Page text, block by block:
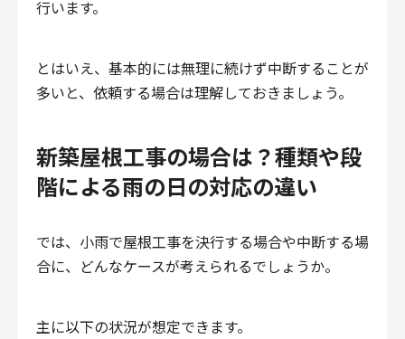
行います。
とはいえ、基本的には無理に続けず中断することが
多いと、依頼する場合は理解しておきましょう。
新築屋根工事の場合は？種類や段
階による雨の日の対応の違い
では、小雨で屋根工事を決行する場合や中断する場
合に、どんなケースが考えられるでしょうか。
主に以下の状況が想定できます。